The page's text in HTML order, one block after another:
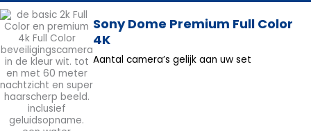
Sony Dome Premium Full Color
4K
Aantal camera’s gelijk aan uw set